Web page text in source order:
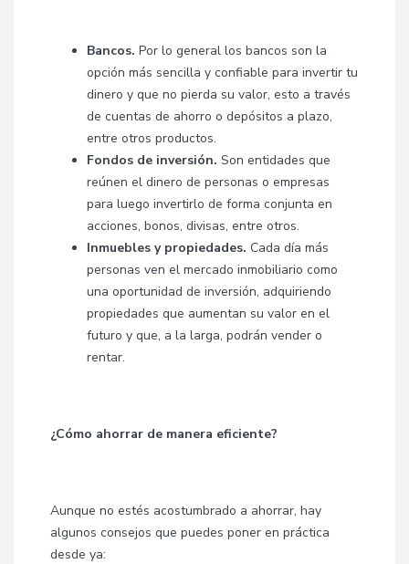
Bancos. Por lo general los bancos son la
opción más sencilla y confiable para invertir tu
dinero y que no pierda su valor, esto a través
de cuentas de ahorro o depósitos a plazo,
entre otros productos.
Fondos de inversión. Son entidades que
reúnen el dinero de personas o empresas
para luego invertirlo de forma conjunta en
acciones, bonos, divisas, entre otros.
Inmuebles y propiedades. Cada día más
personas ven el mercado inmobiliario como
una oportunidad de inversión, adquiriendo
propiedades que aumentan su valor en el
futuro y que, a la larga, podrán vender o
rentar.
¿Cómo ahorrar de manera eficiente?
Aunque no estés acostumbrado a ahorrar, hay
algunos consejos que puedes poner en práctica
desde ya: